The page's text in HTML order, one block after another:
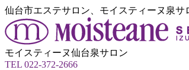
仙台市エステサロン、モイスティーヌ泉
モイスティーヌ仙台泉サロン
TEL 022-372-2666